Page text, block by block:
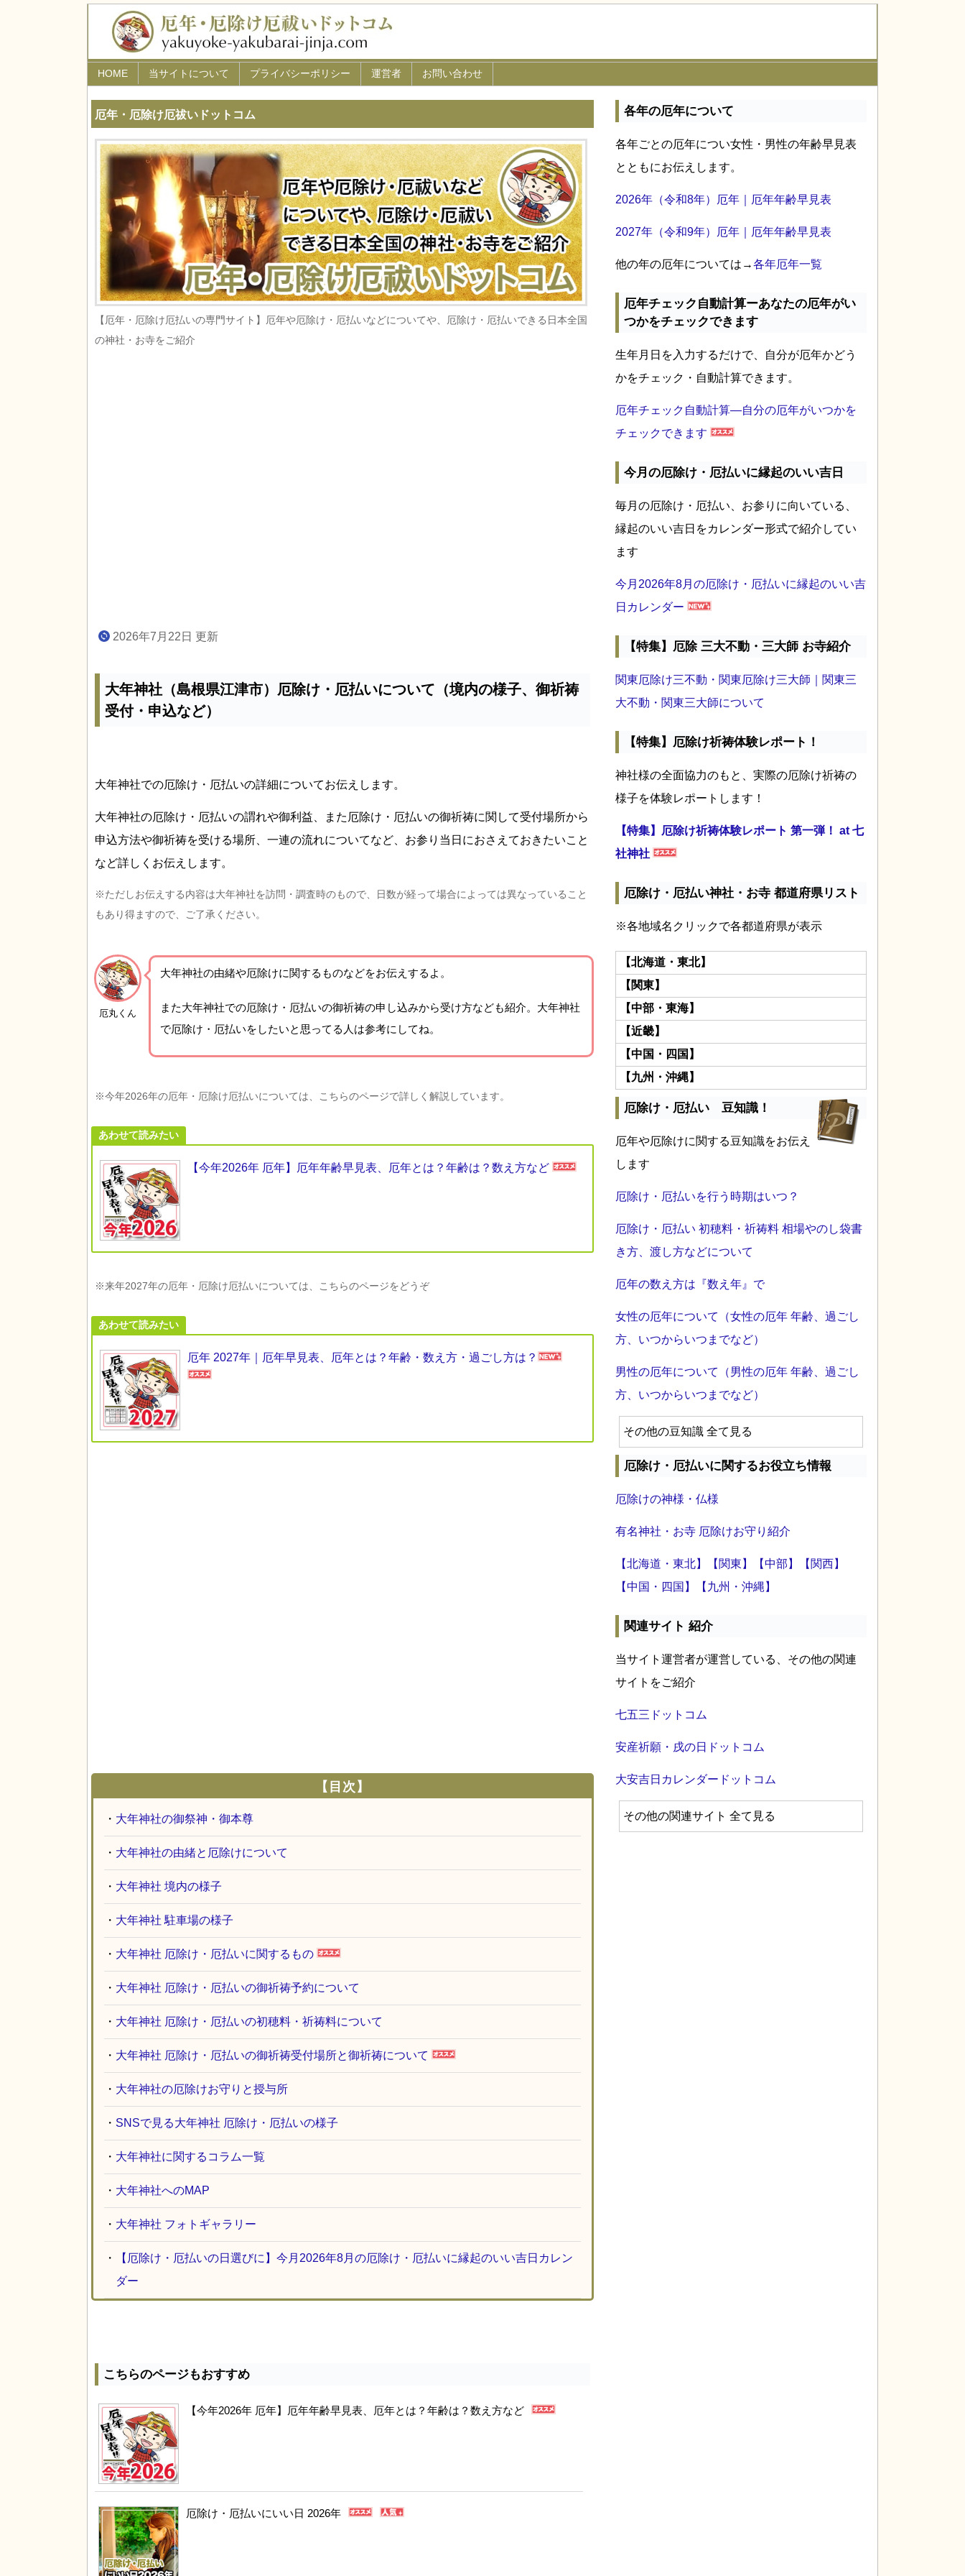
厄年・厄除け厄祓いドットコム
【厄年・厄除け厄払いの専門サイト】厄年や厄除け・厄払いなどについてや、厄除け・厄払いできる日本全国
の神社・お寺をご紹介
2026年7月22日 更新
大年神社（島根県江津市）厄除け・厄払いについて（境内の様子、御祈祷
受付・申込など）
大年神社での厄除け・厄払いの詳細についてお伝えします。
大年神社の厄除け・厄払いの謂れや御利益、また厄除け・厄払いの御祈祷に関して受付場所から
申込方法や御祈祷を受ける場所、一連の流れについてなど、お参り当日におさえておきたいこと
など詳しくお伝えします。
※ただしお伝えする内容は大年神社を訪問・調査時のもので、日数が経って場合によっては異なっていること
もあり得ますので、ご了承ください。
厄丸くん
大年神社の由緒や厄除けに関するものなどをお伝えするよ。
また大年神社での厄除け・厄払いの御祈祷の申し込みから受け方なども紹介。大年神社
で厄除け・厄払いをしたいと思ってる人は参考にしてね。
※今年2026年の厄年・厄除け厄払いについては、こちらのページで詳しく解説しています。
あわせて読みたい
【今年2026年 厄年】厄年年齢早見表、厄年とは？年齢は？数え方など
※来年2027年の厄年・厄除け厄払いについては、こちらのページをどうぞ
あわせて読みたい
厄年 2027年｜厄年早見表、厄年とは？年齢・数え方・過ごし方は？
【目次】
・ 大年神社の御祭神・御本尊
・ 大年神社の由緒と厄除けについて
・ 大年神社 境内の様子
・ 大年神社 駐車場の様子
・ 大年神社 厄除け・厄払いに関するもの
・ 大年神社 厄除け・厄払いの御祈祷予約について
・ 大年神社 厄除け・厄払いの初穂料・祈祷料について
・ 大年神社 厄除け・厄払いの御祈祷受付場所と御祈祷について
・ 大年神社の厄除けお守りと授与所
・ SNSで見る大年神社 厄除け・厄払いの様子
・ 大年神社に関するコラム一覧
・ 大年神社へのMAP
・ 大年神社 フォトギャラリー
・
【厄除け・厄払いの日選びに】今月2026年8月の厄除け・厄払いに縁起のいい吉日カレン
ダー
こちらのページもおすすめ
【今年2026年 厄年】厄年年齢早見表、厄年とは？年齢は？数え方など
厄除け・厄払いにいい日 2026年
各年の厄年について
各年ごとの厄年につい女性・男性の年齢早見表
とともにお伝えします。
2026年（令和8年）厄年｜厄年年齢早見表
2027年（令和9年）厄年｜厄年年齢早見表
他の年の厄年については→各年厄年一覧
厄年チェック自動計算ーあなたの厄年がい
つかをチェックできます
生年月日を入力するだけで、自分が厄年かどう
かをチェック・自動計算できます。
厄年チェック自動計算―自分の厄年がいつかを
チェックできます
今月の厄除け・厄払いに縁起のいい吉日
毎月の厄除け・厄払い、お参りに向いている、
縁起のいい吉日をカレンダー形式で紹介してい
ます
今月2026年8月の厄除け・厄払いに縁起のいい吉
日カレンダー
【特集】厄除 三大不動・三大師 お寺紹介
関東厄除け三不動・関東厄除け三大師｜関東三
大不動・関東三大師について
【特集】厄除け祈祷体験レポート！
神社様の全面協力のもと、実際の厄除け祈祷の
様子を体験レポートします！
【特集】厄除け祈祷体験レポート 第一弾！ at 七
社神社
厄除け・厄払い神社・お寺 都道府県リスト
※各地域名クリックで各都道府県が表示
【北海道・東北】
【関東】
【中部・東海】
【近畿】
【中国・四国】
【九州・沖縄】
厄除け・厄払い 豆知識！
厄年や厄除けに関する豆知識をお伝え
します
厄除け・厄払いを行う時期はいつ？
厄除け・厄払い 初穂料・祈祷料 相場やのし袋書
き方、渡し方などについて
厄年の数え方は『数え年』で
女性の厄年について（女性の厄年 年齢、過ごし
方、いつからいつまでなど）
男性の厄年について（男性の厄年 年齢、過ごし
方、いつからいつまでなど）
その他の豆知識 全て見る
厄除け・厄払いに関するお役立ち情報
厄除けの神様・仏様
有名神社・お寺 厄除けお守り紹介
【北海道・東北】 【関東】 【中部】
【関西】
【中国・四国】
【九州・沖縄】
関連サイト 紹介
当サイト運営者が運営している、その他の関連
サイトをご紹介
七五三ドットコム
安産祈願・戌の日ドットコム
大安吉日カレンダードットコム
その他の関連サイト 全て見る
HOME 当サイトについて プライバシーポリシー 運営者 お問い合わせ